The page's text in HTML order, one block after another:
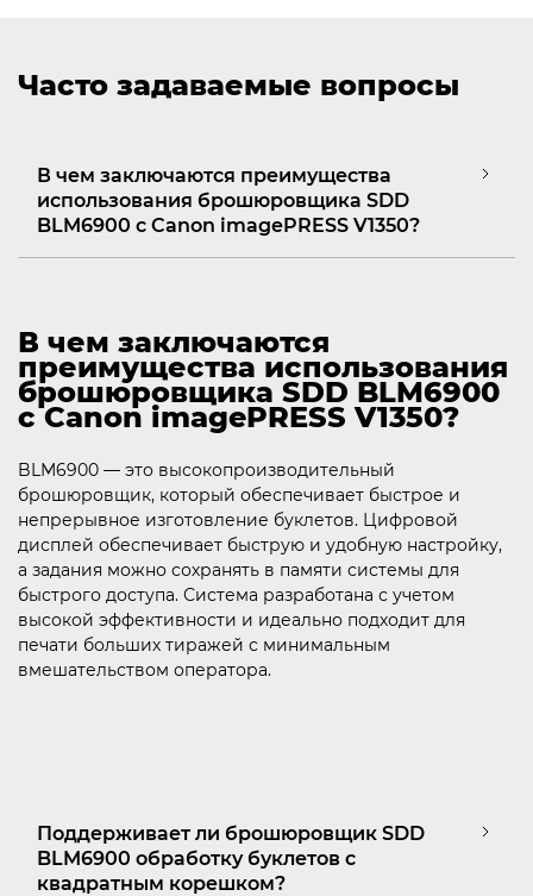
Часто задаваемые вопросы
В чем заключаются преимущества
использования брошюровщика SDD
BLM6900 с Canon imagePRESS V1350?
В чем заключаются
преимущества использования
брошюровщика SDD BLM6900
с Canon imagePRESS V1350?
BLM6900 — это высокопроизводительный
брошюровщик, который обеспечивает быстрое и
непрерывное изготовление буклетов. Цифровой
дисплей обеспечивает быструю и удобную настройку,
а задания можно сохранять в памяти системы для
быстрого доступа. Система разработана с учетом
высокой эффективности и идеально подходит для
печати больших тиражей с минимальным
вмешательством оператора.
Поддерживает ли брошюровщик SDD
BLM6900 обработку буклетов с
квадратным корешком?